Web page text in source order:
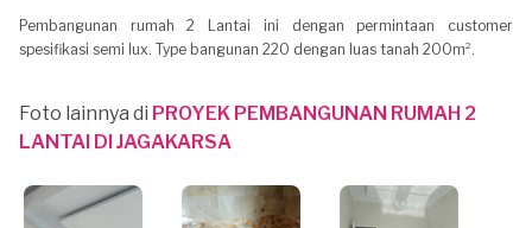
Pembangunan rumah 2 Lantai ini dengan permintaan customer
spesifikasi semi lux. Type bangunan 220 dengan luas tanah 200m².
Foto lainnya di PROYEK PEMBANGUNAN RUMAH 2
LANTAI DI JAGAKARSA